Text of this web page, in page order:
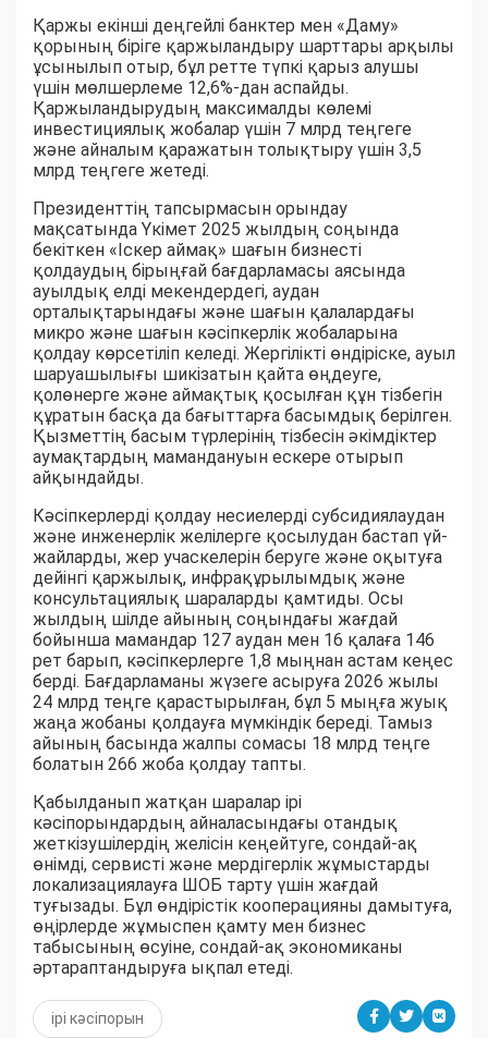
Қаржы екінші деңгейлі банктер мен «Даму»
қорының біріге қаржыландыру шарттары арқылы
ұсынылып отыр, бұл ретте түпкі қарыз алушы
үшін мөлшерлеме 12,6%-дан аспайды.
Қаржыландырудың максималды көлемі
инвестициялық жобалар үшін 7 млрд теңгеге
және айналым қаражатын толықтыру үшін 3,5
млрд теңгеге жетеді.
Президенттің тапсырмасын орындау
мақсатында Үкімет 2025 жылдың соңында
бекіткен «Іскер аймақ» шағын бизнесті
қолдаудың бірыңғай бағдарламасы аясында
ауылдық елді мекендердегі, аудан
орталықтарындағы және шағын қалалардағы
микро және шағын кәсіпкерлік жобаларына
қолдау көрсетіліп келеді. Жергілікті өндіріске, ауыл
шаруашылығы шикізатын қайта өңдеуге,
қолөнерге және аймақтық қосылған құн тізбегін
құратын басқа да бағыттарға басымдық берілген.
Қызметтің басым түрлерінің тізбесін әкімдіктер
аумақтардың мамандануын ескере отырып
айқындайды.
Кәсіпкерлерді қолдау несиелерді субсидиялаудан
және инженерлік желілерге қосылудан бастап үй-
жайларды, жер учаскелерін беруге және оқытуға
дейінгі қаржылық, инфрақұрылымдық және
консультациялық шараларды қамтиды. Осы
жылдың шілде айының соңындағы жағдай
бойынша мамандар 127 аудан мен 16 қалаға 146
рет барып, кәсіпкерлерге 1,8 мыңнан астам кеңес
берді. Бағдарламаны жүзеге асыруға 2026 жылы
24 млрд теңге қарастырылған, бұл 5 мыңға жуық
жаңа жобаны қолдауға мүмкіндік береді. Тамыз
айының басында жалпы сомасы 18 млрд теңге
болатын 266 жоба қолдау тапты.
Қабылданып жатқан шаралар ірі
кәсіпорындардың айналасындағы отандық
жеткізушілердің желісін кеңейтуге, сондай-ақ
өнімді, сервисті және мердігерлік жұмыстарды
локализациялауға ШОБ тарту үшін жағдай
туғызады. Бұл өндірістік кооперацияны дамытуға,
өңірлерде жұмыспен қамту мен бизнес
табысының өсуіне, сондай-ақ экономиканы
әртараптандыруға ықпал етеді.
ірі кәсіпорын